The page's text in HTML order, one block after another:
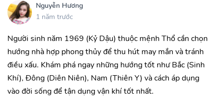
Nguyễn Hương
1 năm trước
Người sinh năm 1969 (Kỷ Dậu) thuộc mệnh Thổ cần chọn
hướng nhà hợp phong thủy để thu hút may mắn và tránh
điều xấu. Khám phá ngay những hướng tốt như Bắc (Sinh
Khí), Đông (Diên Niên), Nam (Thiên Y) và cách áp dụng
vào đời sống để tận dụng vận khí tốt nhất.